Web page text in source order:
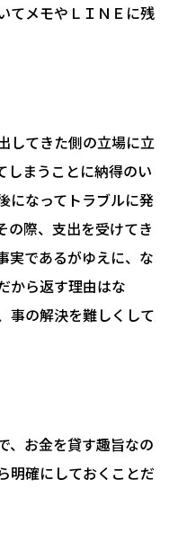
てメモやＬＩＮＥに残
してきた側の立場に立
しまうことに納得のい
になってトラブルに発
の際、支出を受けてき
実であるがゆえに、な
から返す理由はな
事の解決を難しくして
、お金を貸す趣旨なの
明確にしておくことだ